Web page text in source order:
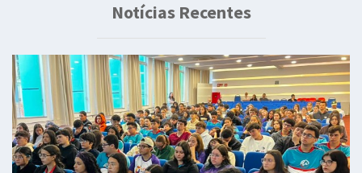
Notícias Recentes